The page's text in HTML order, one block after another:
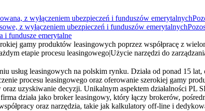
z wyłączeniem ubezpieczeń i funduszów emerytalnych
z wyłączeniem ubezpieczeń i funduszów emerytalnych
i fundusze emerytalne
gamy produktów leasingowych poprzez współpracę z
etapie procesu leasingowegoUżycie narzędzi do
usług leasingowych na polskim rynku. Działa od ponad 15
procesu leasingowego oraz oferowanie szerokiej gamy
uzyskiwanie decyzji. Unikalnym aspektem działalności
działa jako broker leasingowy, który łączy brokerów,
oraz narzędzia, takie jak kalkulatory off-line i